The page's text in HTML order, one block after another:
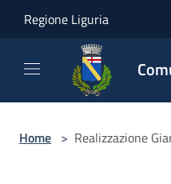
Regione Liguria
Home > Realizzazione